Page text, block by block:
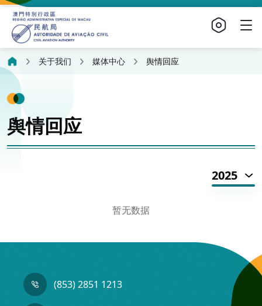
关于我们 媒体中心 舆情回应
舆情回应
2025
暂无数据
(853) 2851 1213